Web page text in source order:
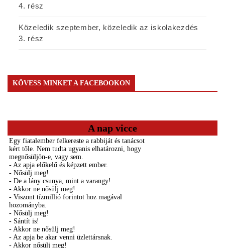
4. rész
Közeledik szeptember, közeledik az iskolakezdés
3. rész
KÖVESS MINKET A FACEBOOKON
A nap vicce